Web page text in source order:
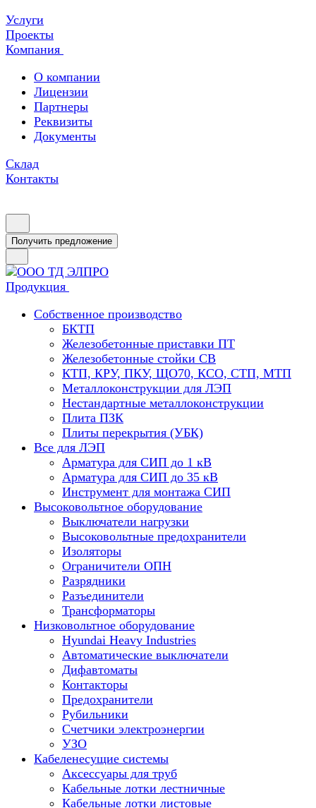
Услуги
Проекты
Компания
О компании
Лицензии
Партнеры
Реквизиты
Документы
Склад
Контакты
Получить предложение
Продукция
Собственное производство
БКТП
Железобетонные приставки ПТ
Железобетонные стойки СВ
КТП, КРУ, ПКУ, ЩО70, КСО, СТП, МТП
Металлоконструкции для ЛЭП
Нестандартные металлоконструкции
Плита ПЗК
Плиты перекрытия (УБК)
Все для ЛЭП
Арматура для СИП до 1 кВ
Арматура для СИП до 35 кВ
Инструмент для монтажа СИП
Высоковольтное оборудование
Выключатели нагрузки
Высоковольтные предохранители
Изоляторы
Ограничители ОПН
Разрядники
Разъединители
Трансформаторы
Низковольтное оборудование
Hyundai Heavy Industries
Автоматические выключатели
Дифавтоматы
Контакторы
Предохранители
Рубильники
Счетчики электроэнергии
УЗО
Кабеленесущие системы
Аксессуары для труб
Кабельные лотки лестничные
Кабельные лотки листовые